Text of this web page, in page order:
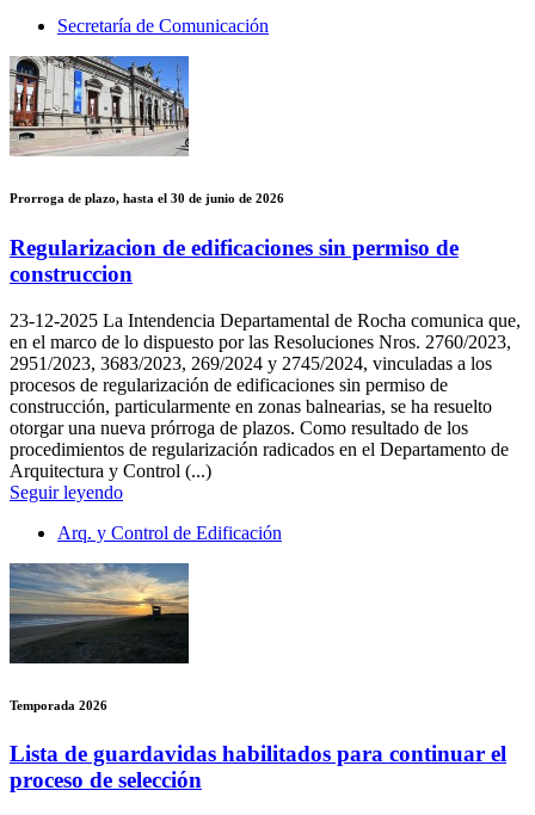
Secretaría de Comunicación
Prorroga de plazo, hasta el 30 de junio de 2026
Regularizacion de edificaciones sin permiso de
construccion
23-12-2025 La Intendencia Departamental de Rocha comunica que,
en el marco de lo dispuesto por las Resoluciones Nros. 2760/2023,
2951/2023, 3683/2023, 269/2024 y 2745/2024, vinculadas a los
procesos de regularización de edificaciones sin permiso de
construcción, particularmente en zonas balnearias, se ha resuelto
otorgar una nueva prórroga de plazos. Como resultado de los
procedimientos de regularización radicados en el Departamento de
Arquitectura y Control (...)
Seguir leyendo
Arq. y Control de Edificación
Temporada 2026
Lista de guardavidas habilitados para continuar el
proceso de selección